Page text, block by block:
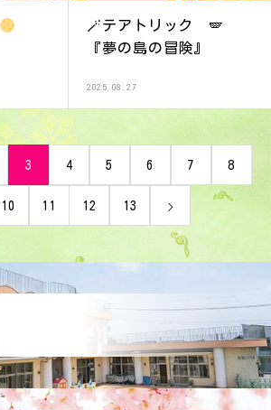
🪄テアトリック 🪽
『夢の島の冒険』
2025.08.27
3 4 5 6 7 8
10 11 12 13